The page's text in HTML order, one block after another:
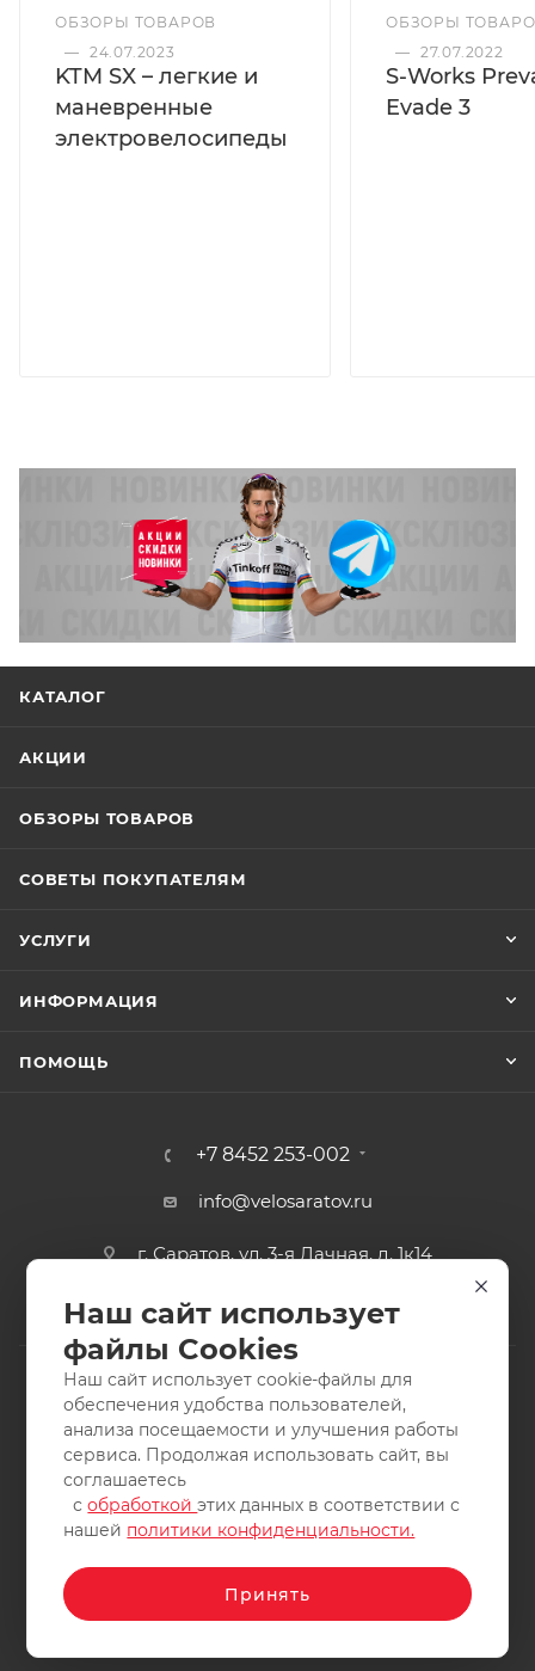
ОБЗОРЫ ТОВАРОВ
— 24.07.2023
KTM SX – легкие и
маневренные
электровелосипеды
ОБЗОРЫ
— 27.07.2022
S-Works
Evade 3
КАТАЛОГ
АКЦИИ
ОБЗОРЫ ТОВАРОВ
СОВЕТЫ ПОКУПАТЕЛЯМ
УСЛУГИ
ИНФОРМАЦИЯ
ПОМОЩЬ
+7 8452 253-002
info@velosaratov.ru
г. Саратов, ул. 3-я Дачная, д. 1к14
2011-2026 © интернет-магазин спортивных товаров
ВелоСаратов. Не является публичной офертой. Все права
защищены. Заимствование материалов и фотографий
запрещено.
Наш сайт использует
файлы Cookies
Наш сайт использует cookie-файлы для
обеспечения удобства пользователей,
анализа посещаемости и улучшения работы
сервиса. Продолжая использовать сайт, вы
соглашаетесь
собработкойэтих данных в соответствии с
нашей политики конфиденциальности.
Принять